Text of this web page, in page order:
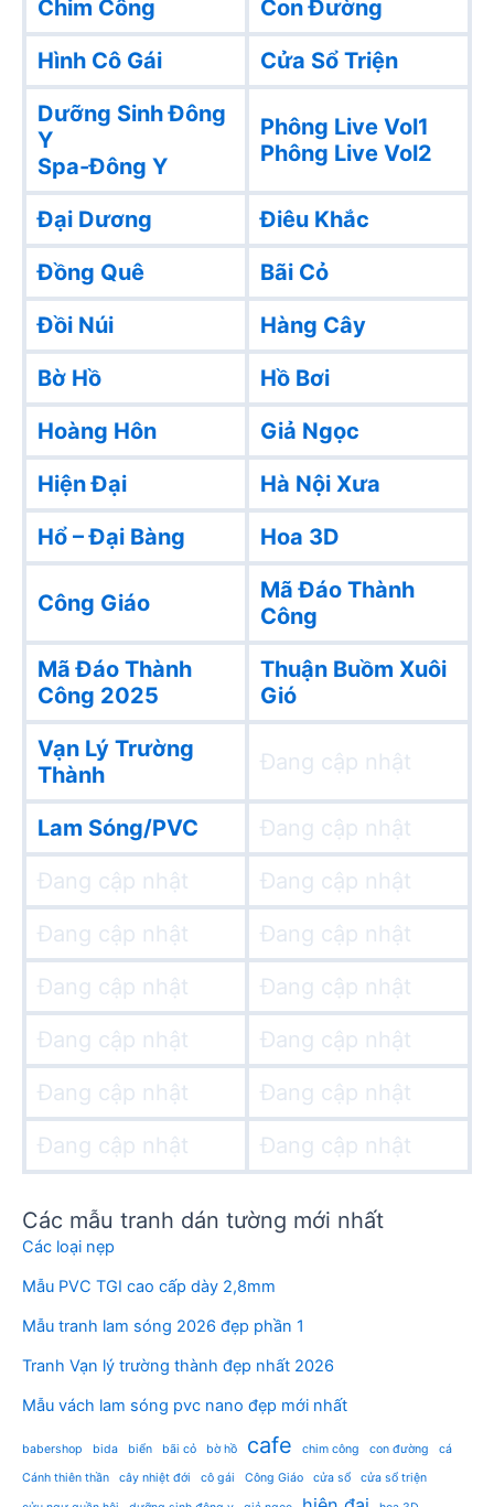
Chim Công
Con Đường
Hình Cô Gái
Cửa Sổ Triện
Dưỡng Sinh Đông
Y
Spa-Đông Y
Phông Live Vol1
Phông Live Vol2
Đại Dương
Điêu Khắc
Đồng Quê
Bãi Cỏ
Đồi Núi
Hàng Cây
Bờ Hồ
Hồ Bơi
Hoàng Hôn
Giả Ngọc
Hiện Đại
Hà Nội Xưa
Hổ – Đại Bàng
Hoa 3D
Công Giáo
Mã Đáo Thành
Công
Mã Đáo Thành
Công 2025
Thuận Buồm Xuôi
Gió
Vạn Lý Trường
Thành
Đang cập nhật
Lam Sóng/PVC
Đang cập nhật
Đang cập nhật
Đang cập nhật
Đang cập nhật
Đang cập nhật
Đang cập nhật
Đang cập nhật
Đang cập nhật
Đang cập nhật
Đang cập nhật
Đang cập nhật
Đang cập nhật
Đang cập nhật
Các mẫu tranh dán tường mới nhất
Các loại nẹp
Mẫu PVC TGI cao cấp dày 2,8mm
Mẫu tranh lam sóng 2026 đẹp phần 1
Tranh Vạn lý trường thành đẹp nhất 2026
Mẫu vách lam sóng pvc nano đẹp mới nhất
babershop bida biển bãi cỏ bờ hồ cafe chim công con đường
cá
Cánh thiên thần
cây nhiệt đới cô gái Công Giáo cửa sổ cửa sổ triện